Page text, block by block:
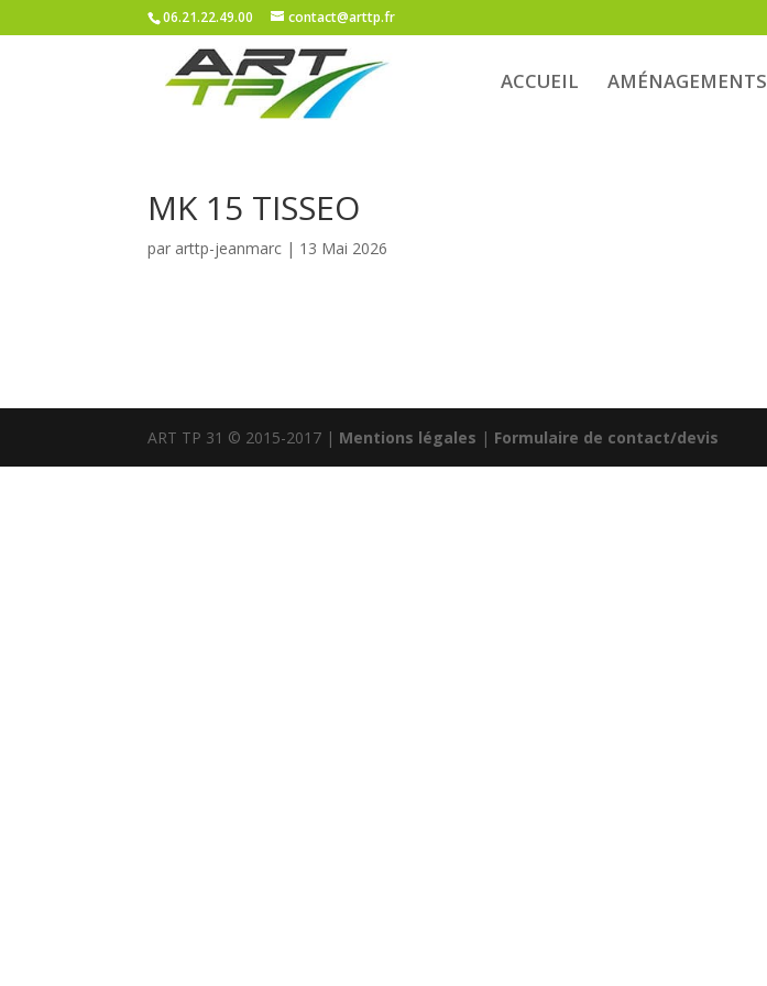
06.21.22.49.00 contact@arttp.fr
ACCUEIL AMÉNAGEMENTS
MK 15 TISSEO
par arttp-jeanmarc | 13 Mai 2026
ART TP 31 © 2015-2017 | Mentions légales | Formulaire de contact/devis